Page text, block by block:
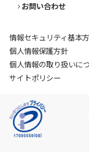
お問い合わせ
情報セキュリティ基本
個人情報保護方針
個人情報の取り扱いに
サイトポリシー